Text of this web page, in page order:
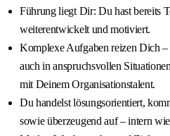
Führung liegt Dir: Du hast bereits
weiterentwickelt und motiviert.
Komplexe Aufgaben reizen Dich
auch in anspruchsvollen
mit Deinem Organisationstalent.
Du handelst lösungsorientiert,
sowie überzeugend auf – intern